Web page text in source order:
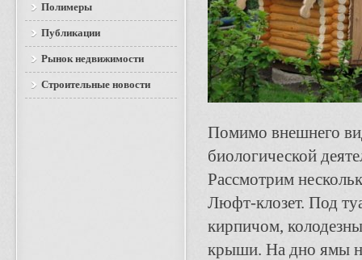
Помимо внешнего
биологической
Рассмотрим
Люфт-клозет. Под
кирпичом,
крыши. На дно ямы
Полимеры
Публикации
Рынок недвижимости
Строительные новости